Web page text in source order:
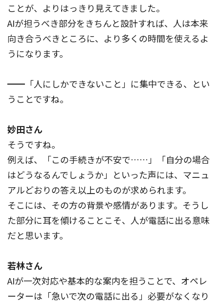
ことが、よりはっきり見えてきました。
AIが担うべき部分をきちんと設計すれば、人は本来
向き合うべきところに、より多くの時間を使えるよ
うになります。
━━「人にしかできないこと」に集中できる、とい
うことですね。
妙田さん
そうですね。
例えば、「この手続きが不安で……」「自分の場合
はどうなるんでしょうか」といった声には、マニュ
アルどおりの答え以上のものが求められます。
そこには、その方の背景や感情があります。そうし
た部分に耳を傾けることこそ、人が電話に出る意味
だと思います。
若林さん
AIが一次対応や基本的な案内を担うことで、オペレ
ーターは「急いで次の電話に出る」必要がなくなり